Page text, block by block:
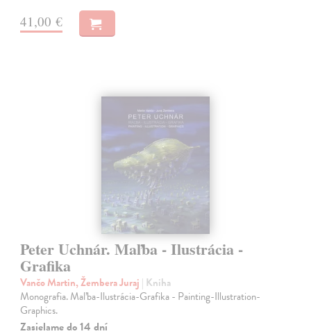
41,00 €
Peter Uchnár. Maľba - Ilustrácia -
Grafika
Vančo Martin, Žembera Juraj | Kniha
Monografia. Maľba-Ilustrácia-Grafika - Painting-Illustration-
Graphics.
Zasielame do 14 dní